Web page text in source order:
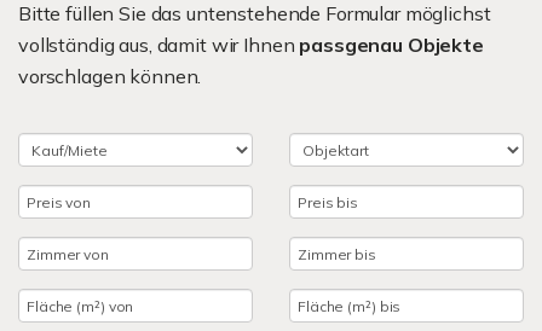
Bitte füllen Sie das untenstehende Formular möglichst
vollständig aus, damit wir Ihnen passgenau Objekte
vorschlagen können.